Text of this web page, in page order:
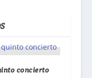
concierto